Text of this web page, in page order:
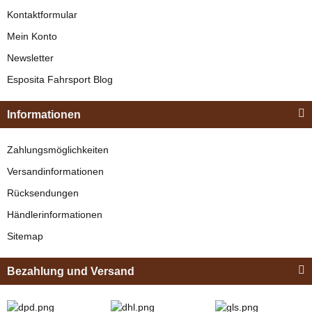
Esposita
Liverpoolkandare
Messing, grade
Stange, einseitig
geriffelt für Shettys
36,95 €
"Shettyglück"
Braun
329,00 €*
Kontaktformular
Mein Konto
Newsletter
Esposita Fahrsport Blog
Informationen
Zahlungsmöglichkeiten
Versandinformationen
Rücksendungen
Händlerinformationen
Sitemap
Bezahlung und Versand